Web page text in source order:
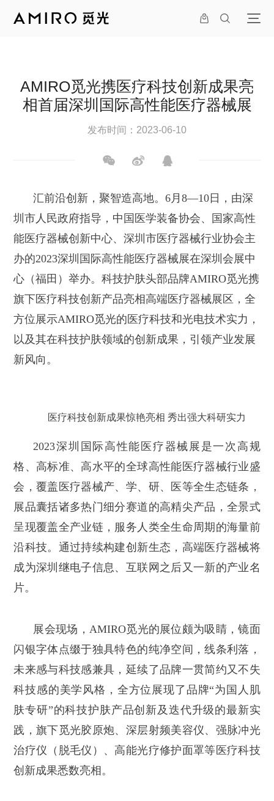
AMIRO觅光携医疗科技创新成果亮
相首届深圳国际高性能医疗器械展
发布时间：2023-06-10
汇前沿创新，聚智造高地。6月8—10日，由深
圳市人民政府指导，中国医学装备协会、国家高性
能医疗器械创新中心、深圳市医疗器械行业协会主
办的2023深圳国际高性能医疗器械展在深圳会展中
心（福田）举办。科技护肤头部品牌AMIRO觅光携
旗下医疗科技创新产品亮相高端医疗器械展区，全
方位展示AMIRO觅光的医疗科技和光电技术实力，
以及其在科技护肤领域的创新成果，引领产业发展
新风向。
医疗科技创新成果惊艳亮相 秀出强大科研实力
2023深圳国际高性能医疗器械展是一次高规
格、高标准、高水平的全球高性能医疗器械行业盛
会，覆盖医疗器械产、学、研、医等全生态链条，
展品囊括诸多热门细分赛道的高精尖产品，全景式
呈现覆盖全产业链，服务人类全生命周期的海量前
沿科技。通过持续构建创新生态，高端医疗器械将
成为深圳继电子信息、互联网之后又一新的产业名
片。
展会现场，AMIRO觅光的展位颇为吸睛，镜面
闪银字体点缀于独具特色的纯净空间，线条利落，
未来感与科技感兼具，延续了品牌一贯简约又不失
科技感的美学风格，全方位展现了品牌“为国人肌
肤专研”的科技护肤产品创新及迭代升级的最新实
践，旗下觅光胶原炮、深层射频美容仪、强脉冲光
治疗仪（脱毛仪）、高能光疗修护面罩等医疗科技
创新成果悉数亮相。